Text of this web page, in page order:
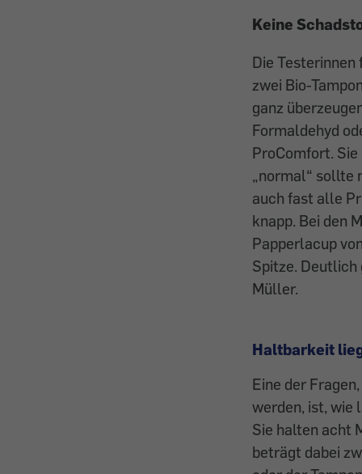
Keine
Die Testerinnen
zwei Bio-
ganz
Formaldehyd
ProComfort. Sie
„normal“ sollte
auch fast alle
knapp. Bei den
Papperlacup
Spitze.
Müller.
Haltbarkeit
Eine der
werden, ist, wie
Sie halten acht
beträgt dabei